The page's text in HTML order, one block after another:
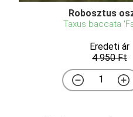
Robosztus
Taxus baccata
Eredeti ár
4 950 Ft